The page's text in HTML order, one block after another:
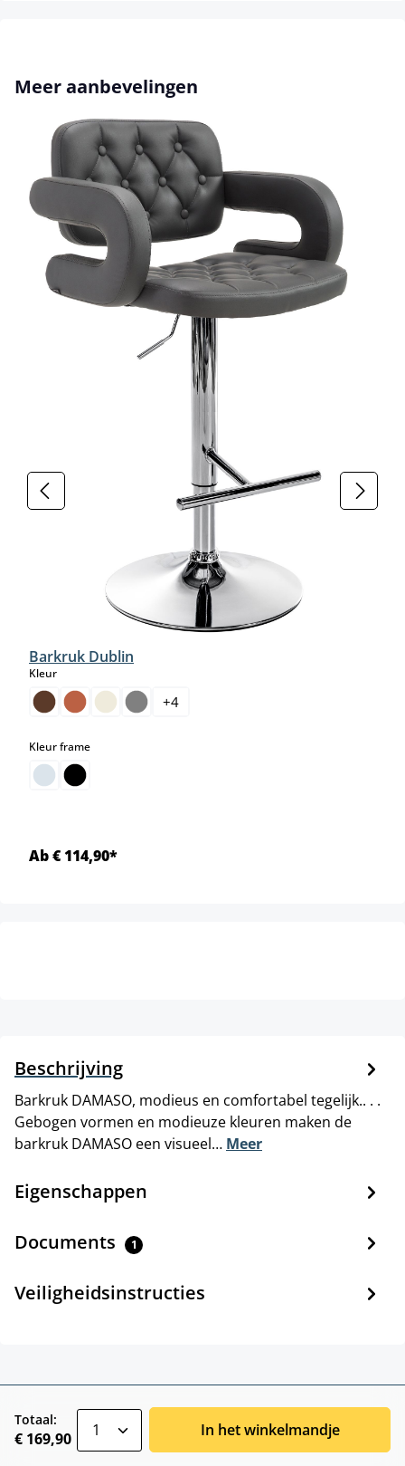
Productgalerij overslaan
Meer aanbevelingen
Barkruk Dublin
Kleurselect
+4
Kleur frameselect
Ab € 114,90*
Beschrijving
Barkruk DAMASO, modieus en comfortabel tegelijk.. . .
Gebogen vormen en modieuze kleuren maken de
barkruk DAMASO een visueel… Meer
Eigenschappen
Documents 1
Veiligheidsinstructies
Totaal:
€ 169,90 In het winkelmandje